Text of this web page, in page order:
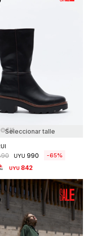
Seleccionar talle
UYU 990 65
UYU 842